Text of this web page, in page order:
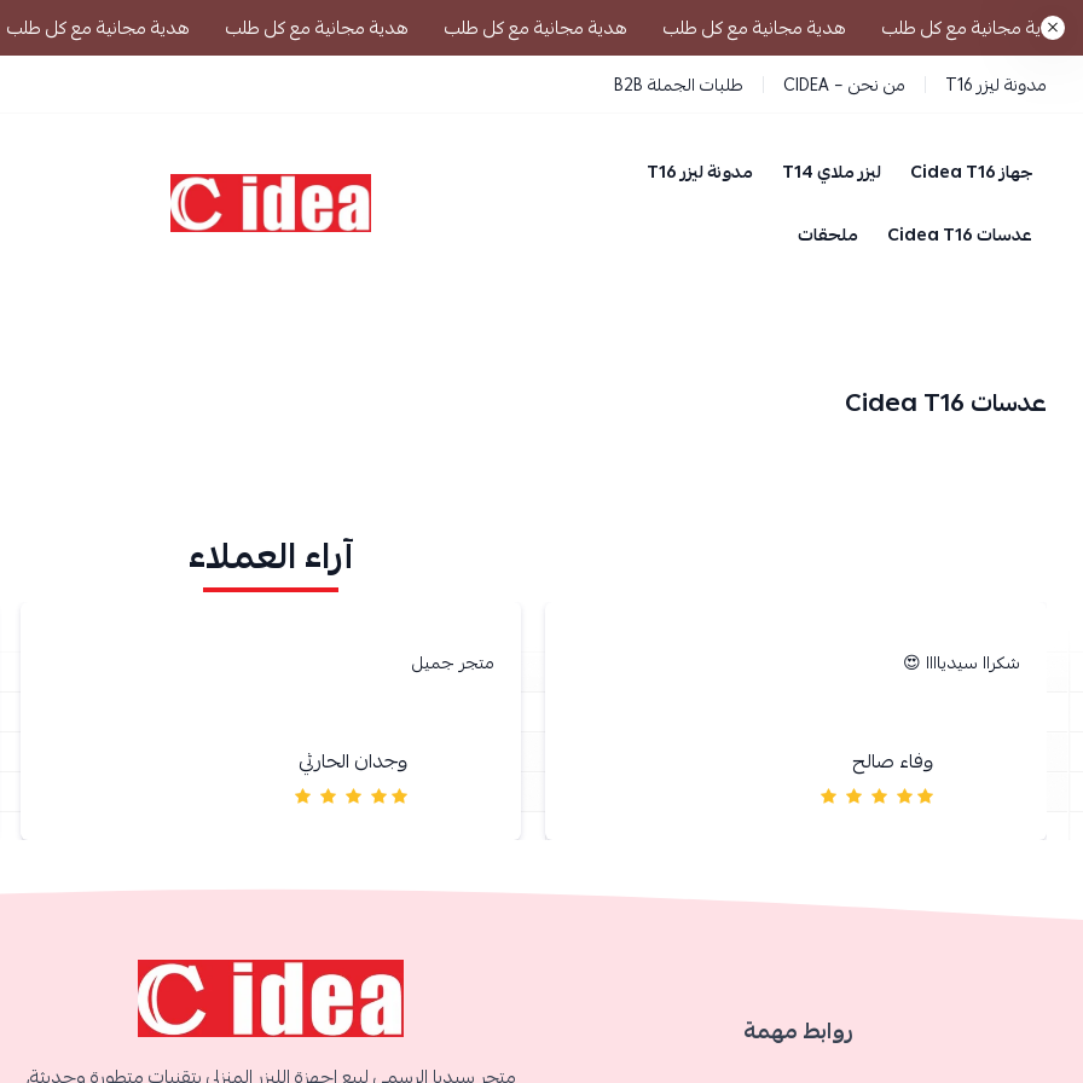
هدية مجانية مع كل طلب هدية مجانية مع كل طلب هدية مجانية مع كل طلب هدية مجانية مع كل طلب هدية مجانية مع كل طلب
مدونة ليزر T16 من نحن – CIDEA طلبات الجملة B2B
جهاز Cidea T16 ليزر ملاي T14
مدونة ليزر T16
عدسات Cidea T16
ملحقات CIDEA
عدسات Cidea T16
آراء العملاء
شكراا سيدياااا 😍
وفاء صالح
متجر جميل
وجدان الحارثي
روابط مهمة